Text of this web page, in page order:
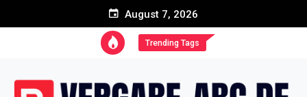
August 7, 2026
Trending Tags